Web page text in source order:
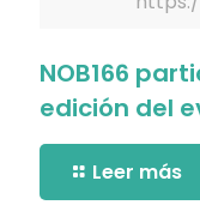
NOB166
edición del
Leer más